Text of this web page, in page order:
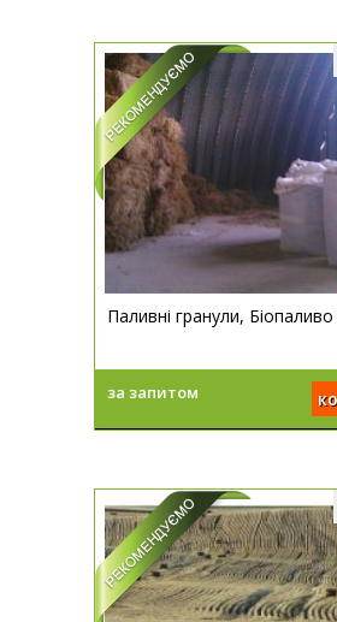
Паливні гранули, Біопаливо
за запитом